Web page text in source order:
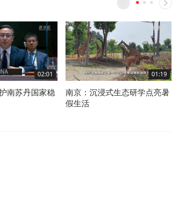
02:01
南苏丹国家稳
01:19
南京：沉浸式生态研学点亮暑
假生活